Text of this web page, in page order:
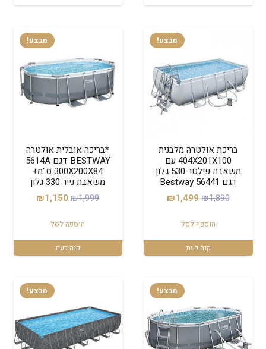
₪4,399.
₪1,979.
מבצע!
בריכת אולטרה מלבנית
404X201X100 עם
משאבת פילטר 530 גלון
דגם 56441 Bestway
₪1,890
המחיר
היה:
₪1,890.
₪1,499
₪1,499.
הוספה לסל
קנה כעת
מבצע!
*בריכה אובלית אולטרה
BESTWAY דגם 5614A
300X200X84 ס"מ+
משאבת נייר 330 גלון
₪1,999
המחיר
היה:
₪1,999.
₪1,150
המחיר
₪1,150.
הוספה לסל
קנה כעת
מבצע! מבצע!